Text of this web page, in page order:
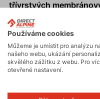
třívrstvých
Špičkový materiál
Rychlý odvod vlhkosti
sloupec a vynikající
Záložní kalhoty,
kapsy.
Light.
Používáme cookies
Můžeme je umístit pro analýzu
našeho webu, ukázání
skvělého zážitku z webu. Pro
otevřené nastavení.